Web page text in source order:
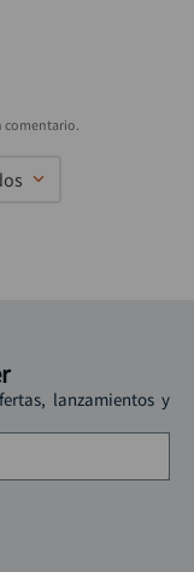
lanzamientos y